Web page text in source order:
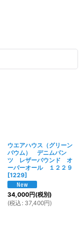
ウエアハウス（グリーン
バウム） デニムパン
ツ レザーバウンド オ
ーバーオール １２２９
[1229]
34,000円(税別)
(税込 : 37,400円)